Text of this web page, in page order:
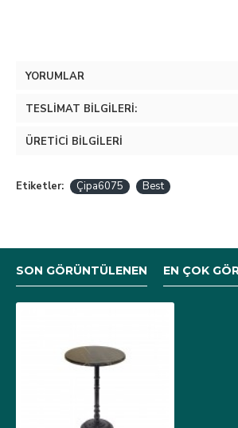
YORUMLAR
TESLIMAT BILGILERI:
ÜRETICI BILGILERI
Etiketler: Çipa6075 Best
SON GÖRÜNTÜLENEN EN ÇOK